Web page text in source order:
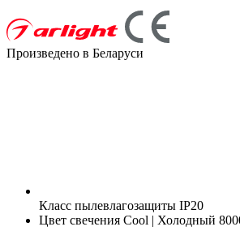
Произведено в Беларуси
Класс пылевлагозащиты IP20
Цвет свечения Cool | Холодный